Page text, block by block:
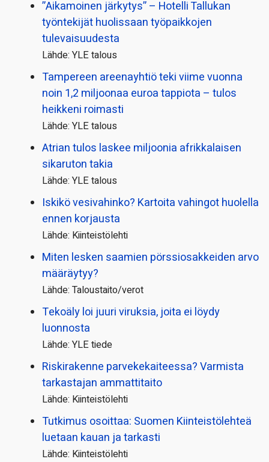
”Aikamoinen järkytys” – Hotelli Tallukan
työntekijät huolissaan työpaikkojen
tulevaisuudesta
Lähde: YLE talous
Tampereen areenayhtiö teki viime vuonna
noin 1,2 miljoonaa euroa tappiota – tulos
heikkeni roimasti
Lähde: YLE talous
Atrian tulos laskee miljoonia afrikkalaisen
sikaruton takia
Lähde: YLE talous
Iskikö vesivahinko? Kartoita vahingot huolella
ennen korjausta
Lähde: Kiinteistölehti
Miten lesken saamien pörssi­osakkeiden arvo
määräytyy?
Lähde: Taloustaito/verot
Tekoäly loi juuri viruksia, joita ei löydy
luonnosta
Lähde: YLE tiede
Riskirakenne parvekekaiteessa? Varmista
tarkastajan ammattitaito
Lähde: Kiinteistölehti
Tutkimus osoittaa: Suomen Kiinteistölehteä
luetaan kauan ja tarkasti
Lähde: Kiinteistölehti